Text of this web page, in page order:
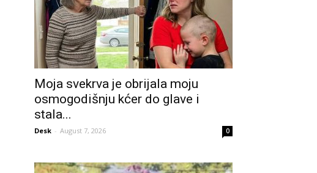
Moja svekrva je obrijala moju
osmogodišnju kćer do glave i
stala...
Desk - August 7, 2026 0